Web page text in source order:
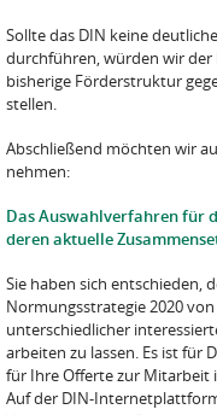
Sollte das DIN keine
durchführen, würden wir
bisherige Förderstruktur
stellen.
Abschließend möchten wir
nehmen:
Das Auswahlverfahren für
deren aktuelle
Sie haben sich entschieden,
Normungsstrategie 2020
unterschiedlicher
arbeiten zu lassen. Es ist für
für Ihre Offerte zur Mit­arbeit
Auf der DIN-